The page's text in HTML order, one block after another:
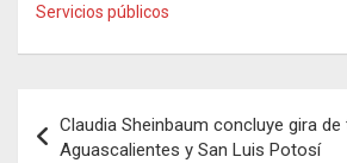
Servicios públicos
de
Claudia Sheinbaum concluye gira
Aguascalientes y San Luis Potosí